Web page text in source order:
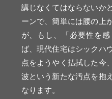
講じなくてはならないか
ーンで、簡単には腰の上
が、もし、「必要性を
ば、現代住宅はシックハ
点をようやく払拭した今
波という新たな汚点を抱
なります。